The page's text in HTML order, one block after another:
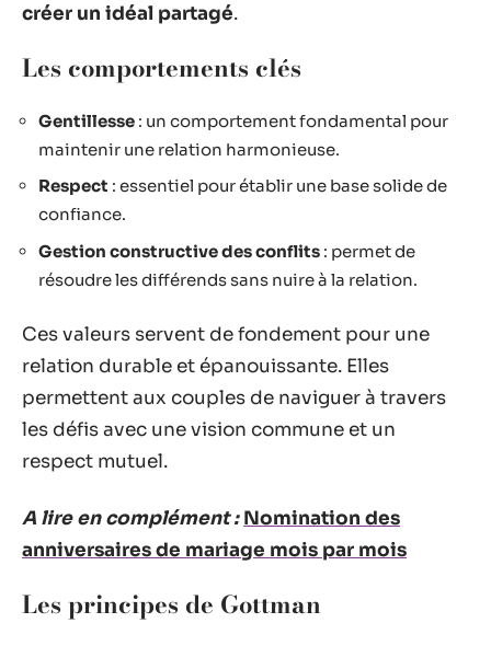
créer un idéal partagé.
Les comportements clés
Gentillesse : un comportement fondamental pour
maintenir une relation harmonieuse.
Respect : essentiel pour établir une base solide de
confiance.
Gestion constructive des conflits : permet de
résoudre les différends sans nuire à la relation.
Ces valeurs servent de fondement pour une
relation durable et épanouissante. Elles
permettent aux couples de naviguer à travers
les défis avec une vision commune et un
respect mutuel.
A lire en complément : Nomination des
anniversaires de mariage mois par mois
Les principes de Gottman